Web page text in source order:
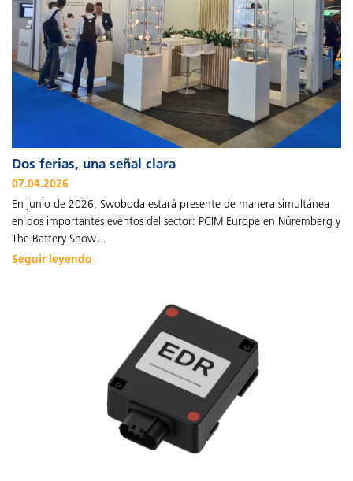
Dos ferias, una señal clara
07.04.2026
En junio de 2026, Swoboda estará presente de manera simultánea
en dos importantes eventos del sector: PCIM Europe en Núremberg y
The Battery Show…
Seguir leyendo